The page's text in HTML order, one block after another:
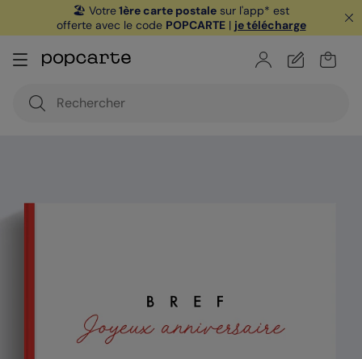
🏖️ Votre1ère carte postale sur l'app* est
offerte avec le code POPCARTE| je télécharge